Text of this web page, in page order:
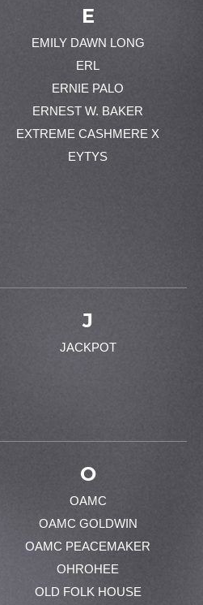
E
EMILY DAWN LONG
ERL
ERNIE PALO
ERNEST W. BAKER
EXTREME CASHMERE X
EYTYS
J
JACKPOT
O
OAMC
OAMC GOLDWIN
OAMC PEACEMAKER
OHROHEE
OLD FOLK HOUSE